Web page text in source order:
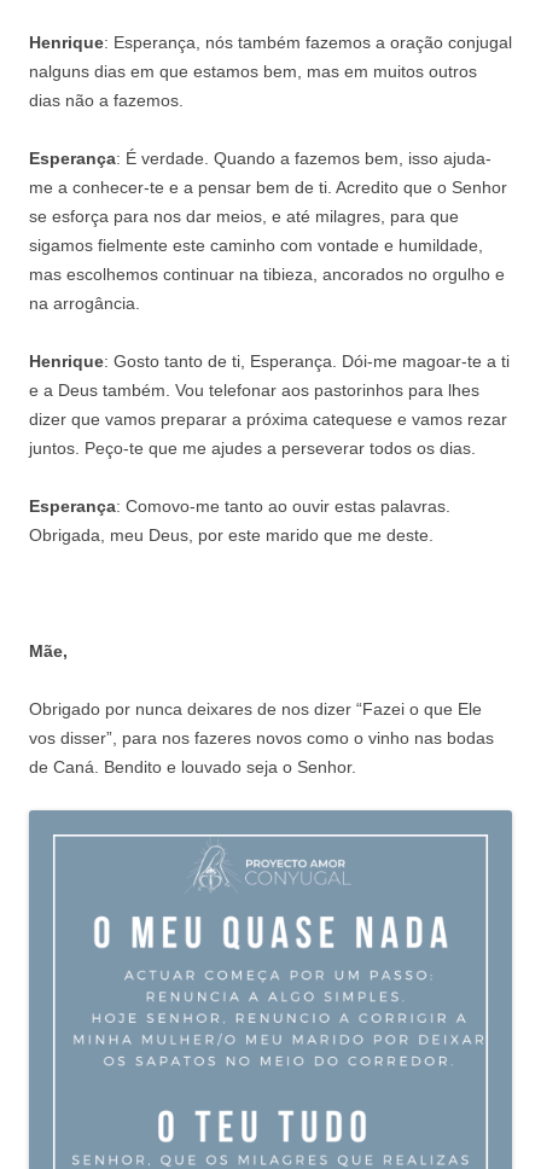
Henrique: Esperança, nós também fazemos a oração conjugal
nalguns dias em que estamos bem, mas em muitos outros
dias não a fazemos.
Esperança: É verdade. Quando a fazemos bem, isso ajuda-
me a conhecer-te e a pensar bem de ti. Acredito que o Senhor
se esforça para nos dar meios, e até milagres, para que
sigamos fielmente este caminho com vontade e humildade,
mas escolhemos continuar na tibieza, ancorados no orgulho e
na arrogância.
Henrique: Gosto tanto de ti, Esperança. Dói-me magoar-te a ti
e a Deus também. Vou telefonar aos pastorinhos para lhes
dizer que vamos preparar a próxima catequese e vamos rezar
juntos. Peço-te que me ajudes a perseverar todos os dias.
Esperança: Comovo-me tanto ao ouvir estas palavras.
Obrigada, meu Deus, por este marido que me deste.
Mãe,
Obrigado por nunca deixares de nos dizer “Fazei o que Ele
vos disser”, para nos fazeres novos como o vinho nas bodas
de Caná. Bendito e louvado seja o Senhor.